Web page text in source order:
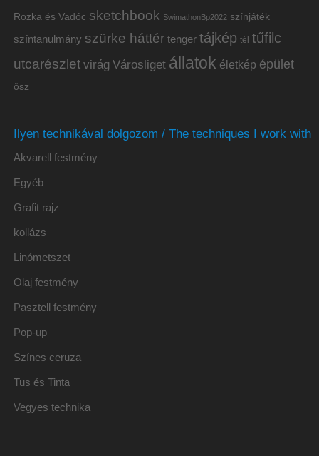
Rozka és Vadóc sketchbook SwimathonBp2022 színjáték
színtanulmány szürke háttér tenger tájkép tél tűfilc
utcarészlet virág Városliget állatok életkép épület
ősz
Ilyen technikával dolgozom / The techniques I work with
Akvarell festmény
Egyéb
Grafit rajz
kollázs
Linómetszet
Olaj festmény
Pasztell festmény
Pop-up
Színes ceruza
Tus és Tinta
Vegyes technika